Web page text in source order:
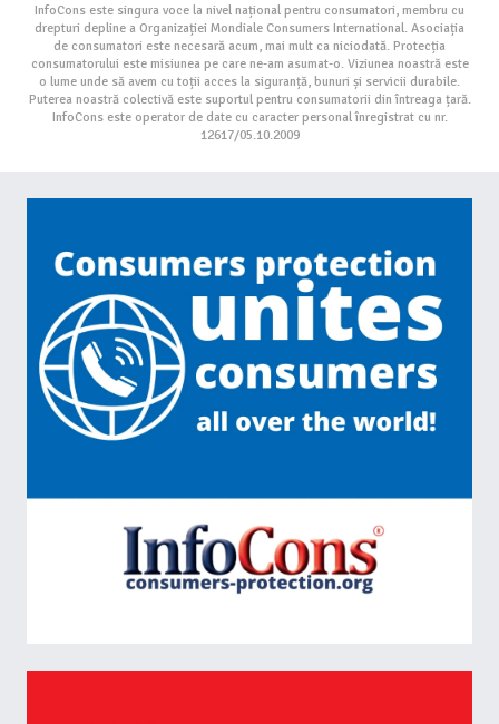
InfoCons este singura voce la nivel național pentru consumatori, membru cu
drepturi depline a Organizației Mondiale Consumers International. Asociația
de consumatori este necesară acum, mai mult ca niciodată. Protecția
consumatorului este misiunea pe care ne-am asumat-o. Viziunea noastră este
o lume unde să avem cu toții acces la siguranță, bunuri și servicii durabile.
Puterea noastră colectivă este suportul pentru consumatorii din întreaga țară.
InfoCons este operator de date cu caracter personal înregistrat cu nr.
12617/05.10.2009